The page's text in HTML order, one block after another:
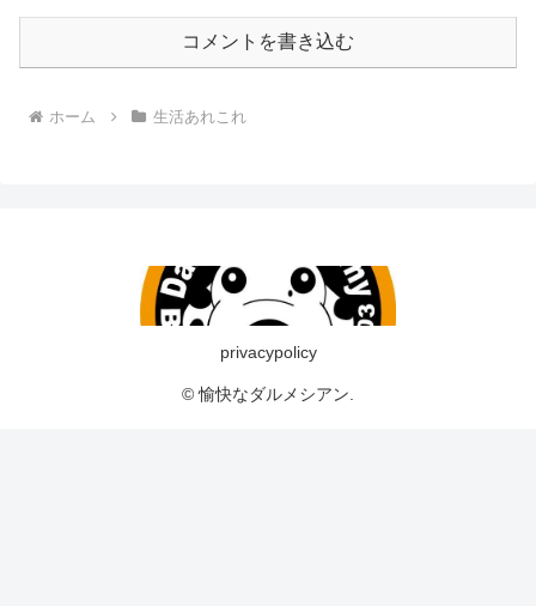
コメントを書き込む
ホーム 生活あれこれ
privacypolicy
© 愉快なダルメシアン.